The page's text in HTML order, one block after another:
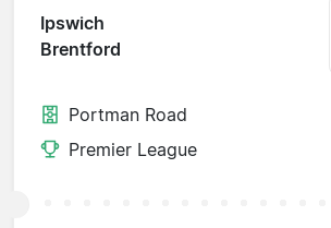
Ipswich
Brentford
Portman Road
Premier League